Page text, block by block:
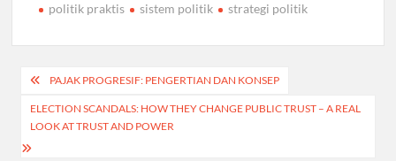
politik praktis
sistem politik strategi politik
Post
navigation
PAJAK PROGRESIF: PENGERTIAN DAN KONSEP
ELECTION SCANDALS: HOW THEY CHANGE PUBLIC TRUST – A REAL
LOOK AT TRUST AND POWER